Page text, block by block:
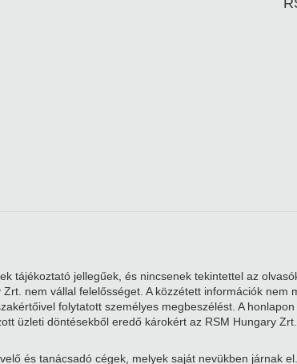
tájékoztató jellegűek, és nincsenek tekintettel az
nem vállal felelősséget. A közzétett információk nem
folytatott személyes megbeszélést. A
üzleti döntésekből eredő károkért az RSM Hungary
és tanácsadó cégek, melyek saját nevükben járnak